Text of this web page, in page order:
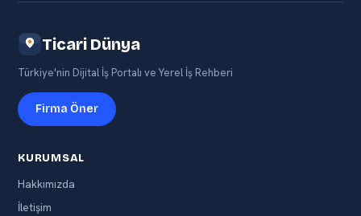
Ticari Dünya
Türkiye'nin Dijital İş Portalı ve Yerel İş Rehberi
Firma Öner
KURUMSAL
Hakkımızda
İletişim